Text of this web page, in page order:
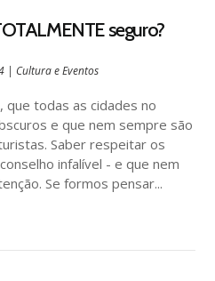
seguro?
| Cultura e Eventos
todas as cidades no
e que nem sempre são
Saber respeitar os
infalível - e que nem
Se formos pensar...